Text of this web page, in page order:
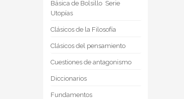
Básica de Bolsillo  Serie
Utopías
Clásicos de la Filosofía
Clásicos del pensamiento
Cuestiones de antagonismo
Diccionarios
Fundamentos